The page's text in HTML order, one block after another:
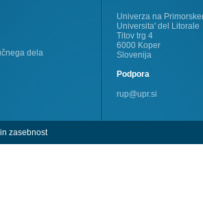
dela
Univerza na
Universita' del Litorale
Titov trg 4
6000 Koper
Slovenija
Podpora
rup@upr.si
zasebnost